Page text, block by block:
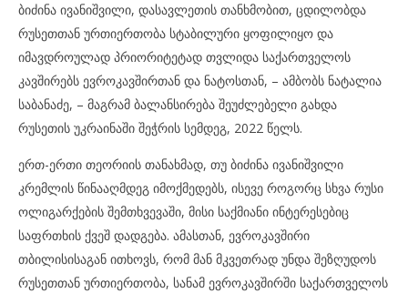
ბიძინა ივანიშვილი, დასავლეთის თანხმობით, ცდილობდა
რუსეთთან ურთიერთობა სტაბილური ყოფილიყო და
იმავდროულად პრიორიტეტად თვლიდა საქართველოს
კავშირებს ევროკავშირთან და ნატოსთან, – ამბობს ნატალია
საბანაძე, – მაგრამ ბალანსირება შეუძლებელი გახდა
რუსეთის უკრაინაში შეჭრის სემდეგ, 2022 წელს.
ერთ-ერთი თეორიის თანახმად, თუ ბიძინა ივანიშვილი
კრემლის წინააღმდეგ იმოქმედებს, ისევე როგორც სხვა რუსი
ოლიგარქების შემთხვევაში, მისი საქმიანი ინტერესებიც
საფრთხის ქვეშ დადგება. ამასთან, ევროკავშირი
თბილისისაგან ითხოვს, რომ მან მკვეთრად უნდა შეზღუდოს
რუსეთთან ურთიერთობა, სანამ ევროკავშირში საქართველოს